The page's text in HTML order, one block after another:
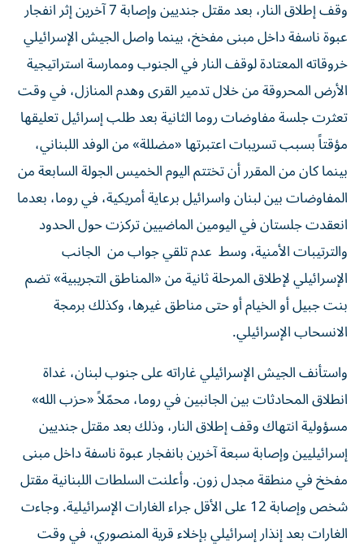
وقف إطلاق النار، بعد مقتل جنديين وإصابة 7 آخرين إثر انفجار
عبوة ناسفة داخل مبنى مفخخ، بينما واصل الجيش الإسرائيلي
خروقاته المعتادة لوقف النار في الجنوب وممارسة استراتيجية
الأرض المحروقة من خلال تدمير القرى وهدم المنازل، في وقت
تعثرت جلسة مفاوضات روما الثانية بعد طلب إسرائيل تعليقها
مؤقتاً بسبب تسريبات اعتبرتها «مضللة» من الوفد اللبناني،
بينما كان من المقرر أن تختتم اليوم الخميس الجولة السابعة من
المفاوضات بين لبنان واسرائيل برعاية أمريكية، في روما، بعدما
انعقدت جلستان في اليومين الماضيين تركزت حول الحدود
والترتيبات الأمنية، وسط عدم تلقي جواب من الجانب
الإسرائيلي لإطلاق المرحلة ثانية من «المناطق التجريبية» تضم
بنت جبيل أو الخيام أو حتى مناطق غيرها، وكذلك برمجة
الانسحاب الإسرائيلي.
واستأنف الجيش الإسرائيلي غاراته على جنوب لبنان، غداة
انطلاق المحادثات بين الجانبين في روما، محمّلاً «حزب الله»
مسؤولية انتهاك وقف إطلاق النار، وذلك بعد مقتل جنديين
إسرائيليين وإصابة سبعة آخرين بانفجار عبوة ناسفة داخل مبنى
مفخخ في منطقة مجدل زون. وأعلنت السلطات اللبنانية مقتل
شخص وإصابة 12 على الأقل جراء الغارات الإسرائيلية. وجاءت
الغارات بعد إنذار إسرائيلي بإخلاء قرية المنصوري، في وقت